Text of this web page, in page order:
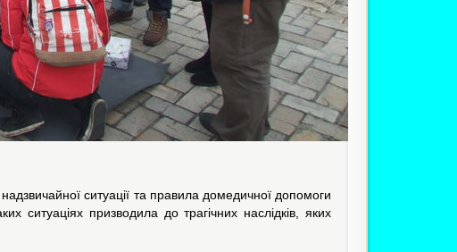
ситуації та правила домедичної допомоги
ситуаціях призводила до трагічних наслідків, яких